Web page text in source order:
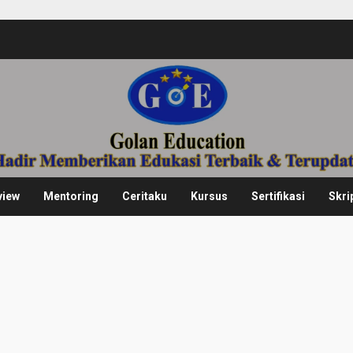
Mentoring Ceritaku Kursus Sertifikasi